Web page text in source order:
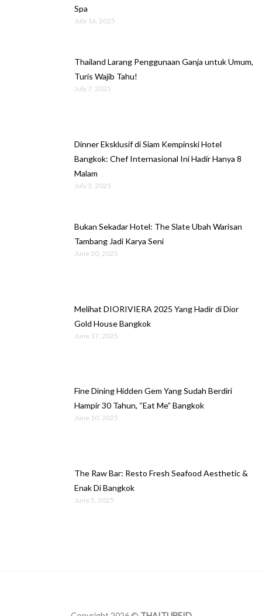
Spa
July 16, 2025
Thailand Larang Penggunaan Ganja untuk Umum,
Turis Wajib Tahu!
July 7, 2025
Dinner Eksklusif di Siam Kempinski Hotel
Bangkok: Chef Internasional Ini Hadir Hanya 8
Malam
July 3, 2025
Bukan Sekadar Hotel: The Slate Ubah Warisan
Tambang Jadi Karya Seni
June 30, 2025
Melihat DIORIVIERA 2025 Yang Hadir di Dior
Gold House Bangkok
June 17, 2025
Fine Dining Hidden Gem Yang Sudah Berdiri
Hampir 30 Tahun, “Eat Me” Bangkok
June 10, 2025
The Raw Bar: Resto Fresh Seafood Aesthetic &
Enak Di Bangkok
June 5, 2025